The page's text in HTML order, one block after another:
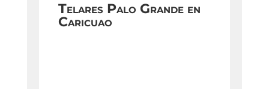
Telares Palo Grande en
Caricuao